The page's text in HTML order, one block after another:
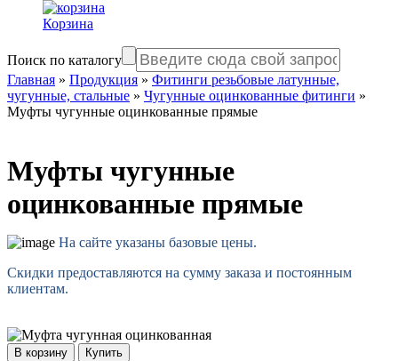
Корзина
Поиск по каталогу
Главная » Продукция » Фитинги резьбовые латунные,
чугунные, стальные » Чугунные оцинкованные фитинги »
Муфты чугунные оцинкованные прямые
Муфты чугунные
оцинкованные прямые
На сайте указаны базовые цены.
Скидки предоставляются на сумму заказа и постоянным
клиентам.
Купить